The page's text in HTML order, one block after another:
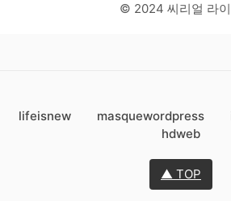
© 2024 씨리얼 라
lifeisnew masquewordpress
hdweb
▲ TOP